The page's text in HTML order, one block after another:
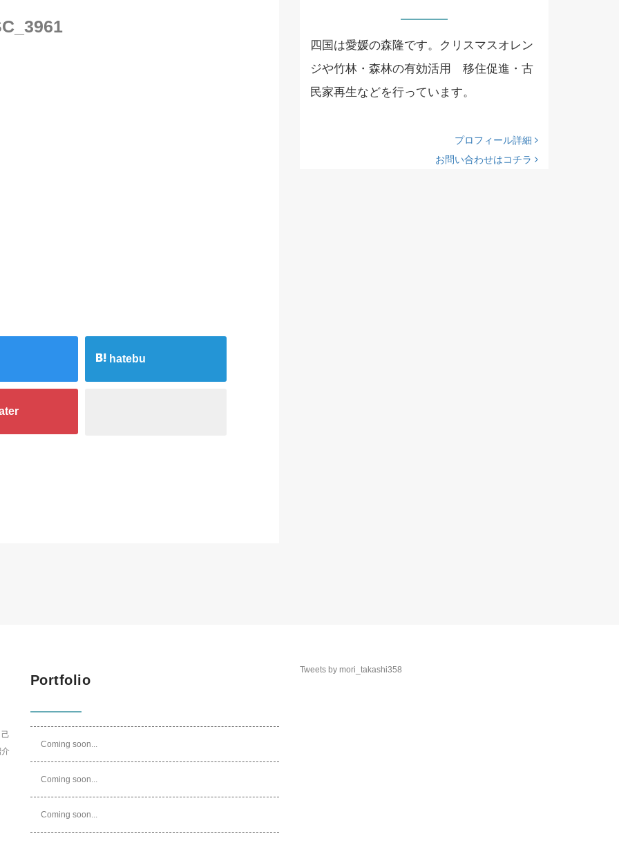
hatebu
四国は愛媛の森隆です。クリスマスオレン
ジや竹林・森林の有効活用 移住促進・古
民家再生などを行っています。
プロフィール詳細
お問い合わせはコチラ
Portfolio
Coming soon...
Coming soon...
Coming soon...
Tweets by mori_takashi358